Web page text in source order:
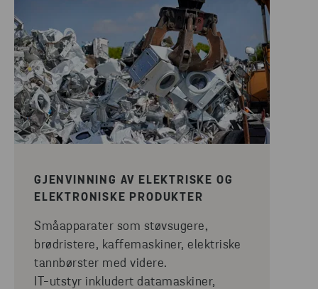
GJENVINNING AV ELEKTRISKE OG
ELEKTRONISKE PRODUKTER
Småapparater som støvsugere,
brødristere, kaffemaskiner, elektriske
tannbørster med videre.
IT-utstyr inkludert datamaskiner,